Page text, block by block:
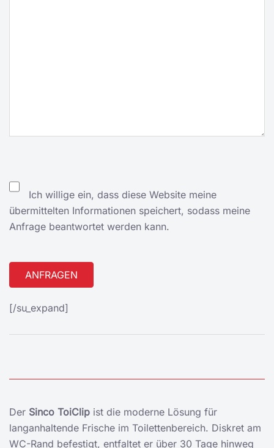
Ich willige ein, dass diese Website meine
übermittelten Informationen speichert, sodass meine
Anfrage beantwortet werden kann.
Alternative:
[/su_expand]
Der Sinco ToiClip ist die moderne Lösung für
langanhaltende Frische im Toilettenbereich. Diskret am
WC-Rand befestigt, entfaltet er über 30 Tage hinweg